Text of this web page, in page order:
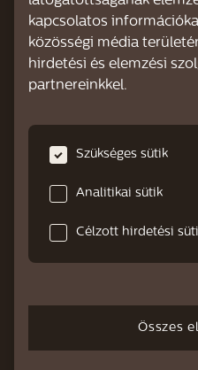
RÓLUNK
Támogató videók
kapcsolatos
közösségi média
hirdetési és elemzési
partnereinkkel.
Szükséges sütik
Analitikai sütik
Célzott hirdetési
Összes